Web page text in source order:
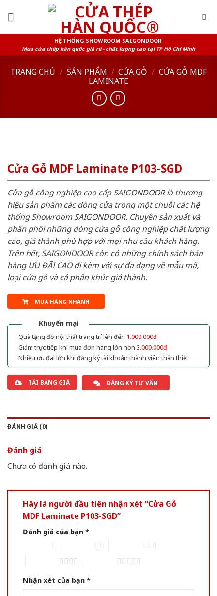
HỆ THỐNG SHOWROOM SAIGONDOOR
Mua cửa thép hàn quốc giá rẻ - chất lượng cao tại TP Hồ Chí Minh
TRANG CHỦ / SẢN PHẨM / CỬA GỖ / CỬA GỖ MDF
LAMINATE
Cửa Gỗ MDF Laminate P103-SGD
Cửa gỗ công nghiệp cao cấp SAIGONDOOR là thương
hiệu sản phẩm các dòng cửa trong một chuỗi các hệ
thống Showroom SAIGONDOOR. Chuyên sản xuất và
phân phối những dòng cửa gỗ công nghiệp chất lượng
cao, giá thành phù hợp với mọi nhu cầu khách hàng.
Trên hết, SAIGONDOOR còn có những chính sách bán
hàng ƯU ĐÃI CAO đi kèm với sự đa dạng về mẫu mã,
loại cửa gỗ và cả phân khúc giá thành.
MUA HÀNG NHANH
Khuyến mại
Quà tặng đồ nội thất trang trí lên đến 1.000.000đ
Giảm trực tiếp khi mua đơn hàng lớn hơn 3.000.000đ
Nhiều ưu đãi lớn khi đăng ký tài khoản thành viên thân thiết
TẢI BẢNG GIÁ ĐĂNG KÝ TƯ VẤN
ĐÁNH GIÁ (0)
Đánh giá
Chưa có đánh giá nào.
Hãy là người đầu tiên nhận xét “Cửa Gỗ
MDF Laminate P103-SGD”
Đánh giá của bạn *
Nhận xét của bạn *